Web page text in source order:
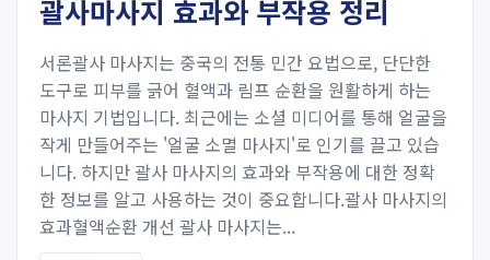
괄사마사지 효과와 부작용 정리
서론괄사 마사지는 중국의 전통 민간 요법으로, 단단한
도구로 피부를 긁어 혈액과 림프 순환을 원활하게 하는
마사지 기법입니다. 최근에는 소셜 미디어를 통해 얼굴을
작게 만들어주는 '얼굴 소멸 마사지'로 인기를 끌고 있습
니다. 하지만 괄사 마사지의 효과와 부작용에 대한 정확
한 정보를 알고 사용하는 것이 중요합니다.괄사 마사지의
효과혈액순환 개선 괄사 마사지는...